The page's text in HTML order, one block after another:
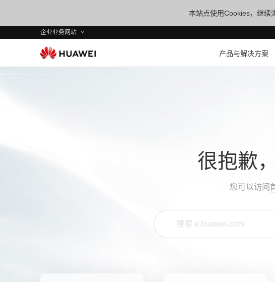
本站点使用Cookies，继续
企业业务网站
产品与解决方案
很抱歉
您可以访问